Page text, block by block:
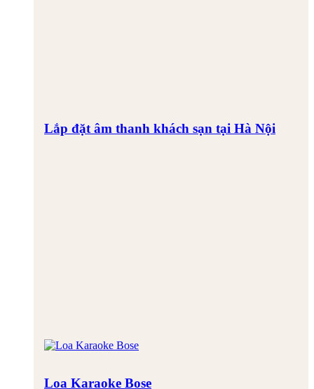
Lắp đặt âm thanh khách sạn tại Hà Nội
Loa Karaoke Bose